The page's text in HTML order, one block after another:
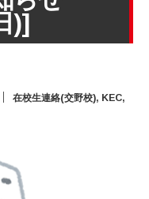
)]
在校生連絡(交野校), KEC,